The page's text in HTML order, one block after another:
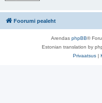
Foorumi pealeht
Arendas phpBB®
Estonian translation by
Privaatsus |